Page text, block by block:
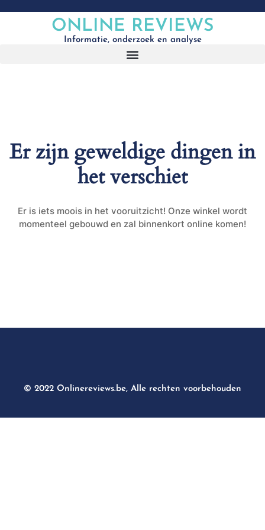
ONLINE REVIEWS
Informatie, onderzoek en analyse
Er zijn geweldige dingen in
het verschiet
Er is iets moois in het vooruitzicht! Onze winkel wordt
momenteel gebouwd en zal binnenkort online komen!
© 2022 Onlinereviews.be, Alle rechten voorbehouden